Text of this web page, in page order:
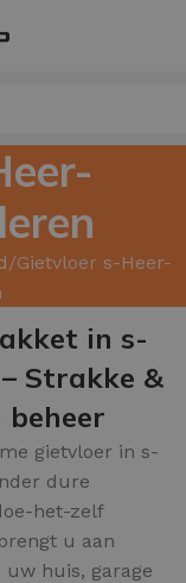
Gietvloer s-Heer-
in s-
Strakke &
gietvloer in s-
dure
het-zelf
u aan
uw huis, garage